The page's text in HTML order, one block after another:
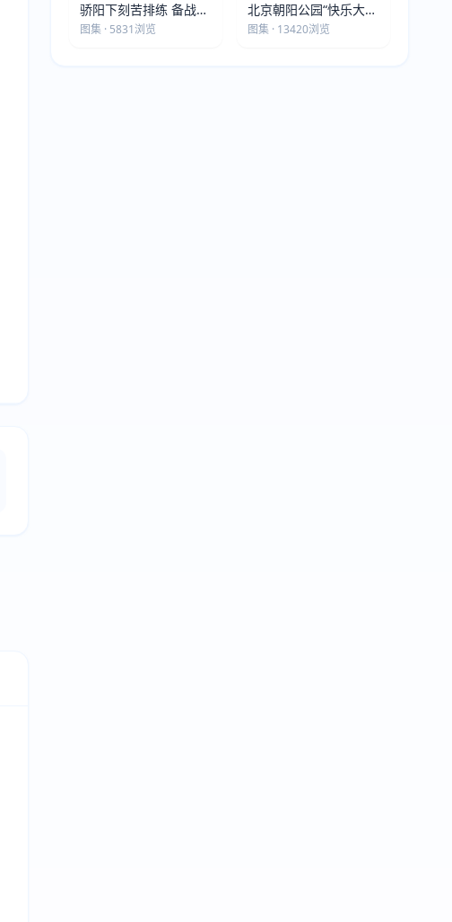
骄阳下刻苦排练 备战第
五届莫斯科世界大健康
图集 · 5831浏览
北京朝阳公园“快乐大本
营”建党105周年庆祝活
图集 · 13420浏览